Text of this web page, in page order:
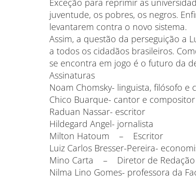
Exceção para reprimir as
juventude, os pobres, os negros.
levantarem contra o novo sistema.
Assim, a questão da perseguição a
a todos os cidadãos brasileiros.
se encontra em jogo é o futuro da
Assinaturas
Noam Chomsky- linguista, filósofo
Chico Buarque- cantor e compositor
Raduan Nassar- escritor
Hildegard Angel- jornalista
Milton Hatoum – Escritor
Luiz Carlos Bresser-Pereira-
Mino Carta – Diretor de Redação
Nilma Lino Gomes- professora da